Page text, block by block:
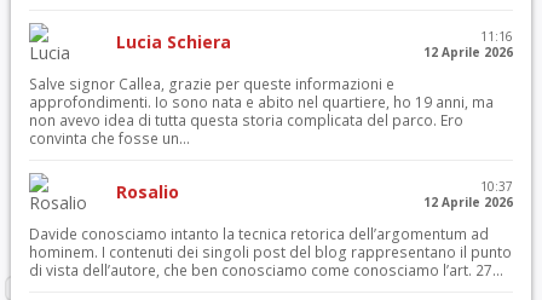
Lucia Schiera
11:16
12 Aprile 2026
Salve signor Callea, grazie per queste informazioni e
approfondimenti. Io sono nata e abito nel quartiere, ho 19 anni, ma
non avevo idea di tutta questa storia complicata del parco. Ero
convinta che fosse un...
Rosalio
10:37
12 Aprile 2026
Davide conosciamo intanto la tecnica retorica dell’argomentum ad
hominem. I contenuti dei singoli post del blog rappresentano il punto
di vista dell’autore, che ben conosciamo come conosciamo l’art. 27...